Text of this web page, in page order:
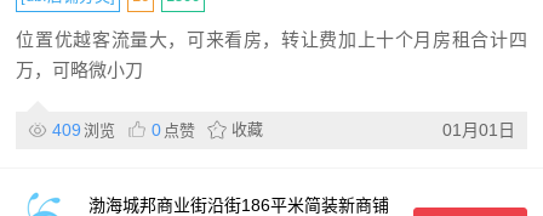
位置优越客流量大，可来看房，转让费加上十个月房租合计四
万，可略微小刀
409 浏览 0 点赞 收藏 01月01日
渤海城邦商业街沿街186平米简装新商铺